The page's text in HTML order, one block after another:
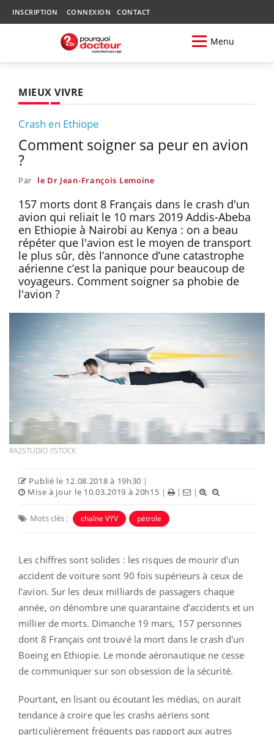
INSCRIPTION CONNEXION CONTACT
Menu
MIEUX VIVRE
Crash en Ethiope
Comment soigner sa peur en avion
?
Par le Dr Jean-François Lemoine
157 morts dont 8 Français dans le crash d'un
avion qui reliait le 10 mars 2019 Addis-Abeba
en Ethiopie à Nairobi au Kenya : on a beau
répéter que l'avion est le moyen de transport
le plus sûr, dès l’annonce d’une catastrophe
aérienne c’est la panique pour beaucoup de
voyageurs. Comment soigner sa phobie de
l'avion ?
RA2STUDIO /ISTOCK
Publié le 12.08.2018 à 19h30 |
Mise à jour le 10.03.2019 à 20h15 | | |
Mots clés : chaîne VYV pétrole
Les chiffres sont solides : les risques de mourir d'un
accident de voiture sont 90 fois supérieurs à ceux de
l'avion. Sur les deux milliards de passagers chaque
année, on dénombre une quarantaine d’accidents et un
millier de morts. Dimanche 19 mars, 157 personnes
dont 8 Français ont trouvé la mort dans le crash d'un
Boeing en Ethiopie. Le monde aéronautique ne cesse
de communiquer sur son obsession de la sécurité.
Pourtant, en lisant ou écoutant les médias, on aurait
tendance à croire que les crashs aériens sont
particulièrement fréquents pas rapport aux autres